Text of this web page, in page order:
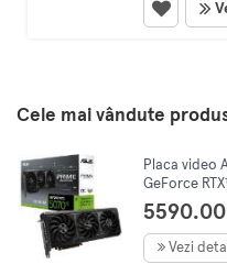
Cele mai vândute
Placa video
GeForce
Edition,
Vezi